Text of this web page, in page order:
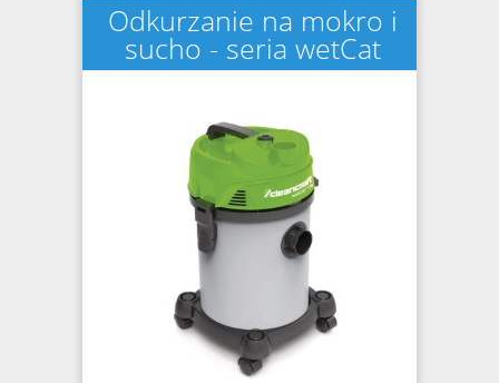
Odkurzanie na mokro i
sucho - seria wetCat